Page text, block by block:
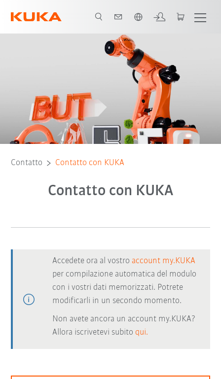
Contatto Contatto con KUKA
Contatto con KUKA
Accedete ora al vostro account my.KUKA
per compilazione automatica del modulo
con i vostri dati memorizzati. Potrete
modificarli in un secondo momento.
Non avete ancora un account my.KUKA?
Allora iscrivetevi subito qui.